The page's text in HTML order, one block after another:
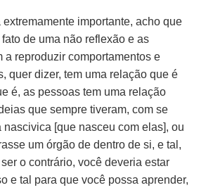
extremamente importante, acho que
de uma não reflexão e as
a reproduzir comportamentos e
quer dizer, tem uma relação que é
é, as pessoas tem uma relação
que sempre tiveram, com se
nascivica [que nasceu com elas], ou
um órgão de dentro de si, e tal,
o contrário, você deveria estar
e tal para que você possa aprender,